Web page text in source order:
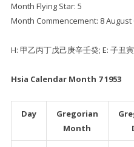
Month Flying Star: 5
Month Commencement: 8 August
H: 甲乙丙丁戊己庚辛壬癸; E: 子丑
Hsia Calendar Month 7 1953
Day
Gregorian
Month